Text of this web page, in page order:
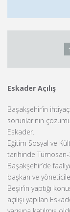
Eskader Açılış
Başakşehir’in
sorunlarının
Eskader.
Eğitim Sosyal ve
tarihinde Tümosan-
Başakşehir’de
başkan ve
Beşir’in yaptığı
açılışı yapılan